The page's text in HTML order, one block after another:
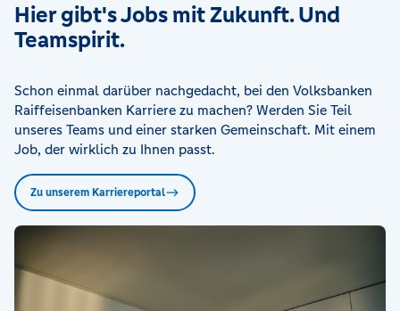
Hier gibt's Jobs mit Zukunft. Und
Teamspirit.
Schon einmal darüber nachgedacht, bei den Volksbanken
Raiffeisenbanken Karriere zu machen? Werden Sie Teil
unseres Teams und einer starken Gemeinschaft. Mit einem
Job, der wirklich zu Ihnen passt.
Zu unserem Karriereportal